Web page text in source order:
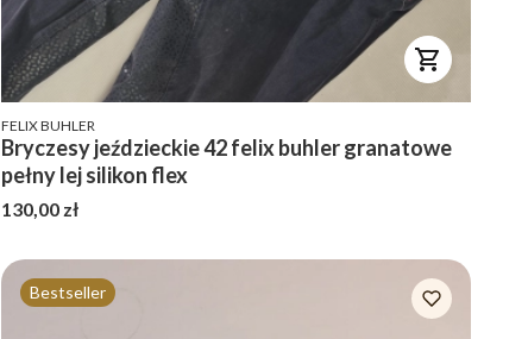
PRODUCENT
FELIX BUHLER
Bryczesy jeździeckie 42 felix buhler granatowe
pełny lej silikon flex
Cena
130,00 zł
Bestseller